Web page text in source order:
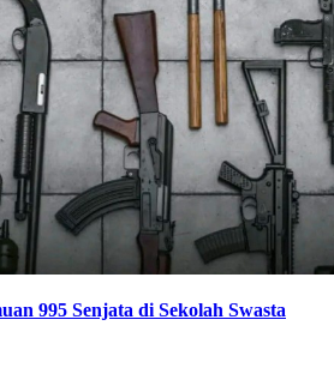
995 Senjata di Sekolah Swasta